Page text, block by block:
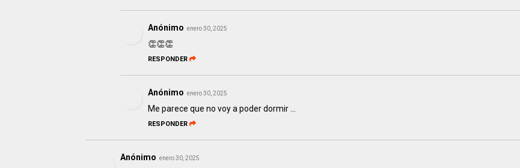
Anónimo enero 30, 2025
👏👏👏
RESPONDER
Anónimo enero 30, 2025
Me parece que no voy a poder dormir ...
RESPONDER
Anónimo enero 30, 2025